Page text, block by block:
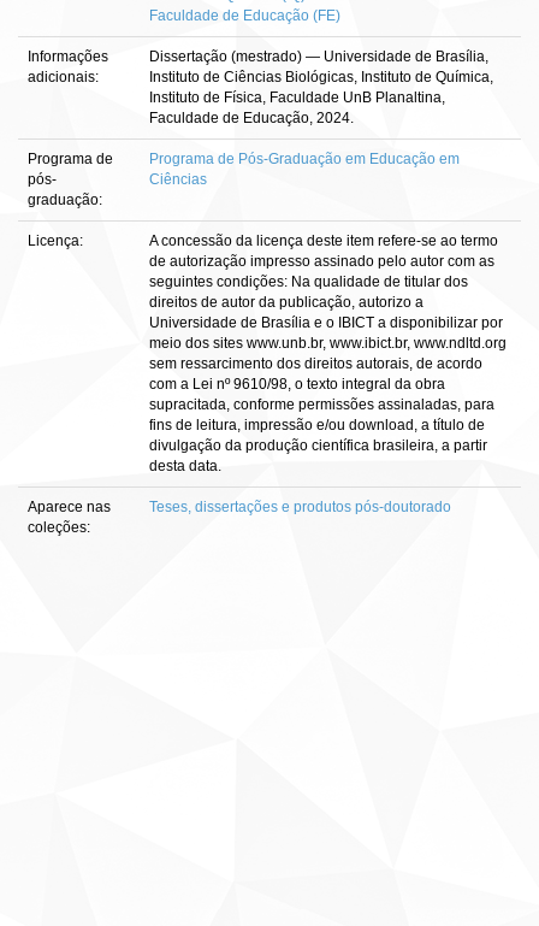
Faculdade de Educação (FE)
Informações
adicionais:
Dissertação (mestrado) — Universidade de Brasília,
Instituto de Ciências Biológicas, Instituto de Química,
Instituto de Física, Faculdade UnB Planaltina,
Faculdade de Educação, 2024.
Programa de
pós-
graduação:
Programa de Pós-Graduação em Educação em
Ciências
Licença:
A concessão da licença deste item refere-se ao termo
de autorização impresso assinado pelo autor com as
seguintes condições: Na qualidade de titular dos
direitos de autor da publicação, autorizo a
Universidade de Brasília e o IBICT a disponibilizar por
meio dos sites www.unb.br, www.ibict.br, www.ndltd.org
sem ressarcimento dos direitos autorais, de acordo
com a Lei nº 9610/98, o texto integral da obra
supracitada, conforme permissões assinaladas, para
fins de leitura, impressão e/ou download, a título de
divulgação da produção científica brasileira, a partir
desta data.
Aparece nas
coleções:
Teses, dissertações e produtos pós-doutorado